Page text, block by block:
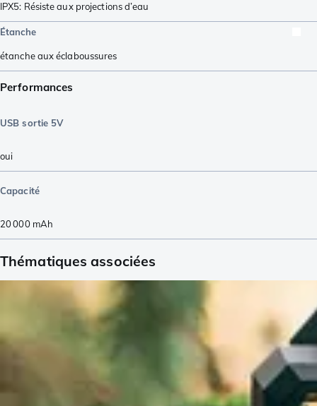
IPX5: Résiste aux projections d’eau
Étanche
étanche aux éclaboussures
Performances
USB sortie 5V
oui
Capacité
20 000mAh
Thématiques associées